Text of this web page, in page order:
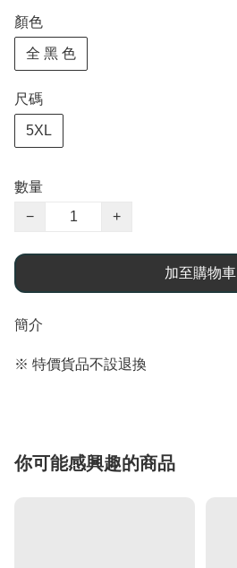
顏色
全 黑 色
尺碼
5XL
數量
−
+
加至購物車
簡介
※ 特價貨品不設退換
你可能感興趣的商品